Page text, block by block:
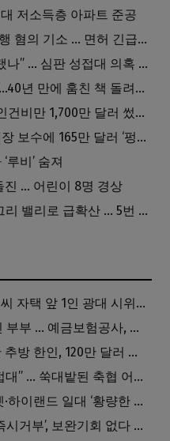
저소득층 아파트 준공
한인 한의사, 환자 성추행·폭행 혐의 기소 … 면허 긴급정지
[이슈] “2002 월드컵때도 그랬나” … 심판 성접대 의혹 해외로 일파만파, 4강 신화까지 불똥
[화제] ‘사과 편지와 100달러’…40년 만에 훔친 책 돌려준 절도범
LA 반 ICE 시위 대응에 경찰 인건비만 1,700만 달러 썼다.
노숙자 지원하랬더니 … 단체장 보수에 165만 달러 ‘펑펑’
루비’ 숨져
진 … 어린이 8명 경상
LA 북부 고먼 ‘리지 산불’, 헝그리 밸리로 급확산 … 5번 Fwy 양방향 전면 폐쇄
[화제] “내 돈 갚아라” 김원석씨 자택 앞 1인 광대 시위 … 한인 투자사, “108만 달러 못받아”
’10억 빚’ 안갚고 미국 온 한인 부부 … 예금보험공사, 미국서 소송
위조여권으로 미국 재입국한 추방 한인, 120만 달러 은행 사기 행각
[충격] “외국인 심판들에 성접대” … 쑥대밭된 축협 어디까지 추락하나
칙필레마저 문 닫았다 … 선셋·하이랜드 일대 ‘황량한 거리’로
[이민] 영주권 서류 빠지면 ‘즉시거부’, 보완기회 없다 … 이민심사 8월부터 확 바뀐다